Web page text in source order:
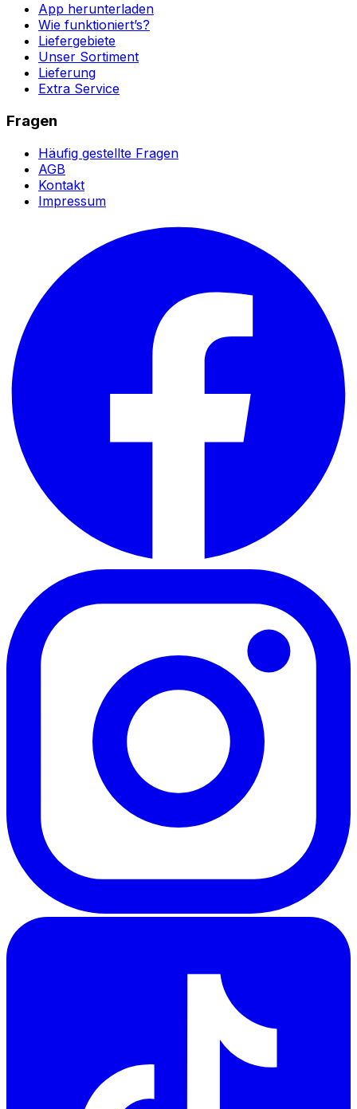
App herunterladen
Wie funktioniert’s?
Liefergebiete
Unser Sortiment
Lieferung
Extra Service
Fragen
Häufig gestellte Fragen
AGB
Kontakt
Impressum